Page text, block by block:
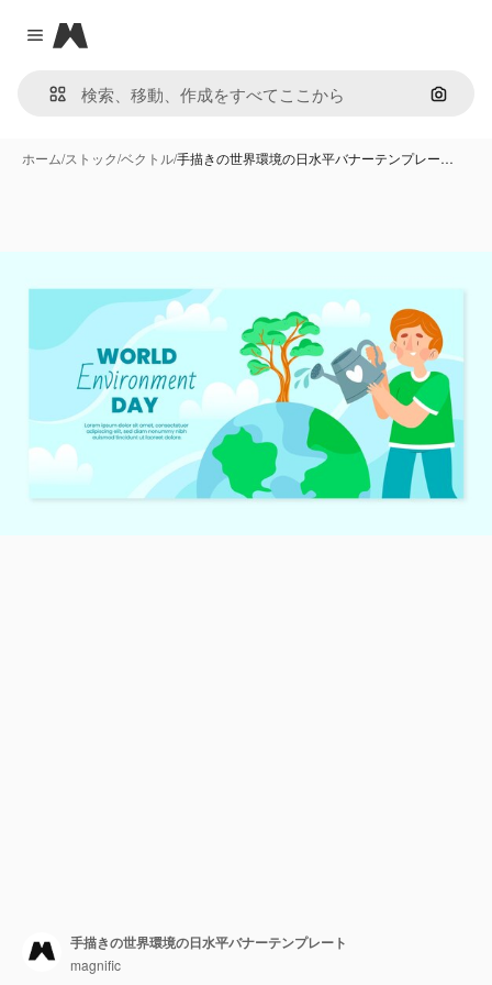
Close menu
Magnific
画像で
ホーム/ストック/ベクトル/手描きの世界環境の日水平バナーテンプレー…
手描きの世界環境の日水平バナーテンプレート
magnific